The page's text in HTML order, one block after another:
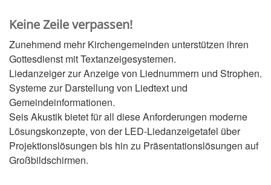
Keine Zeile verpassen!
Zunehmend mehr Kirchengemeinden unterstützen ihren
Gottesdienst mit Textanzeigesystemen.
Liedanzeiger zur Anzeige von Liednummern und Strophen.
Systeme zur Darstellung von Liedtext und
Gemeindeinformationen.
Seis Akustik bietet für all diese Anforderungen moderne
Lösungskonzepte, von der LED-Liedanzeigetafel über
Projektionslösungen bis hin zu Präsentationslösungen auf
Großbildschirmen.